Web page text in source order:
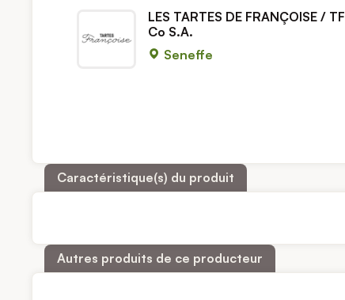
LES TARTES DE FRANÇOISE / TF
Co S.A.
Seneffe
Caractéristique(s) du produit
Autres produits de ce producteur